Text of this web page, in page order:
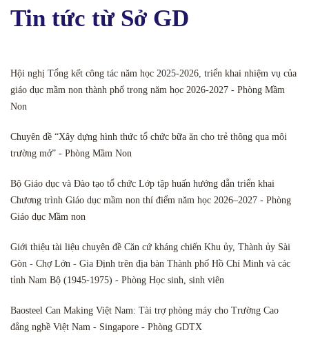
Tin tức từ Sở GD
Hội nghị Tổng kết công tác năm học 2025-2026, triển khai nhiệm vụ của
giáo dục mầm non thành phố trong năm học 2026-2027 - Phòng Mầm
Non
Chuyên đề “Xây dựng hình thức tổ chức bữa ăn cho trẻ thông qua môi
trường mở” - Phòng Mầm Non
Bộ Giáo dục và Đào tạo tổ chức Lớp tập huấn hướng dẫn triển khai
Chương trình Giáo dục mầm non thí điểm năm học 2026–2027 - Phòng
Giáo dục Mầm non
Giới thiệu tài liệu chuyên đề Căn cứ kháng chiến Khu ủy, Thành ủy Sài
Gòn - Chợ Lớn - Gia Định trên địa bàn Thành phố Hồ Chí Minh và các
tỉnh Nam Bộ (1945-1975) - Phòng Học sinh, sinh viên
Baosteel Can Making Việt Nam: Tài trợ phòng máy cho Trường Cao
đẳng nghề Việt Nam - Singapore - Phòng GDTX